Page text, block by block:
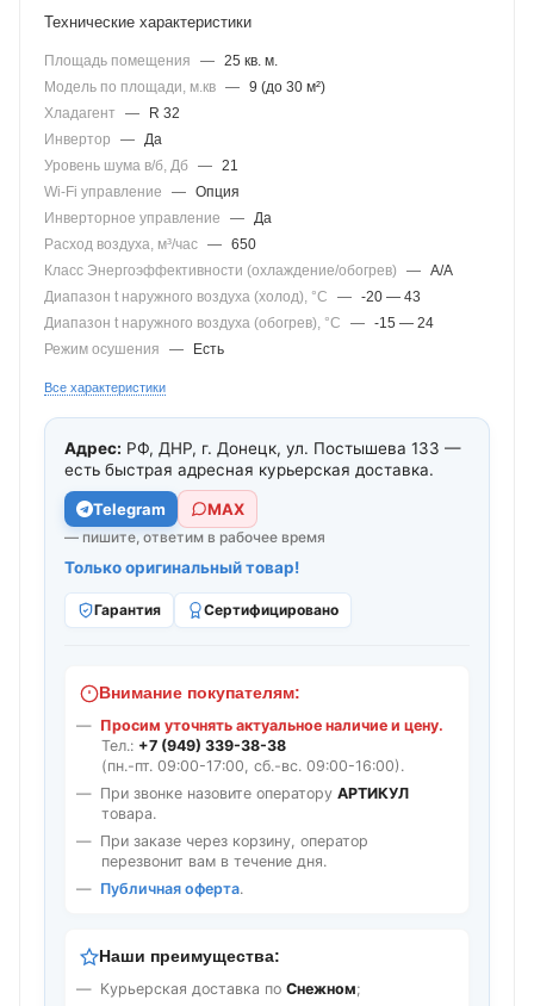
Технические характеристики
Площадь помещения — 25 кв. м.
Модель по площади, м.кв — 9 (до 30 м²)
Хладагент
—
R 32
Инвертор
— Да
Уровень шума в/б, Дб — 21
Wi-Fi управление
— Опция
Инверторное управление
— Да
Расход воздуха, м³/час — 650
Класс Энергоэффективности (охлаждение/обогрев)
— A/A
Диапазон t наружного воздуха (холод), °C
— -20 — 43
Диапазон t наружного воздуха (обогрев), °C
— -15 — 24
Режим осушения
— Есть
Все характеристики
Адрес: РФ, ДНР, г. Донецк, ул. Постышева 133 —
есть быстрая адресная курьерская доставка.
Telegram МАХ
— пишите, ответим в рабочее время
Только оригинальный товар!
Гарантия Сертифицировано
Внимание покупателям:
Просим уточнять актуальное наличие и цену.
Тел.: +7 (949) 339-38-38
(пн.-пт. 09:00-17:00, сб.-вс. 09:00-16:00).
При звонке назовите оператору АРТИКУЛ
товара.
При заказе через корзину, оператор
перезвонит вам в течение дня.
Публичная оферта.
Наши преимущества:
Курьерская доставка по Снежном;